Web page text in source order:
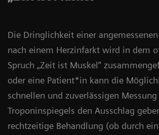
Die Dringlichkeit einer
nach einem Herzinfarkt wird in dem
Spruch „Zeit ist Muskel“
oder eine Patient*in kann die
schnellen und zuverlässigen Messung
Troponinspiegels den Ausschlag
rechtzeitige Behandlung (ob durch